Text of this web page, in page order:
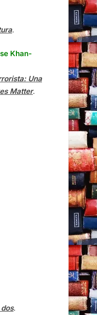
.
Khan-
Una
Matter.
.